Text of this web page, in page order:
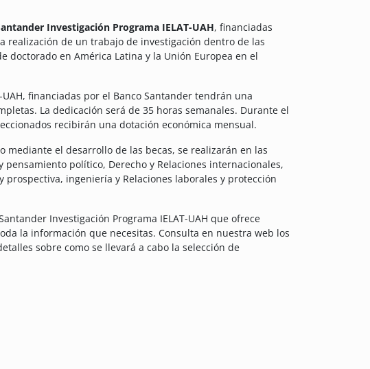
Investigación Programa IELAT-UAH, financiadas
realización de un trabajo de investigación dentro de las
doctorado en América Latina y la Unión Europea en el
financiadas por el Banco Santander tendrán una
La dedicación será de 35 horas semanales. Durante el
recibirán una dotación económica mensual.
mediante el desarrollo de las becas, se realizarán en las
político, Derecho y Relaciones internacionales,
ingeniería y Relaciones laborales y protección
Investigación Programa IELAT-UAH que ofrece
la información que necesitas. Consulta en nuestra web los
sobre como se llevará a cabo la selección de